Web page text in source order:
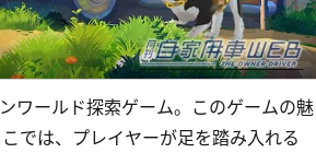
ワールド探索ゲーム。このゲームの魅
では、プレイヤーが足を踏み入れる